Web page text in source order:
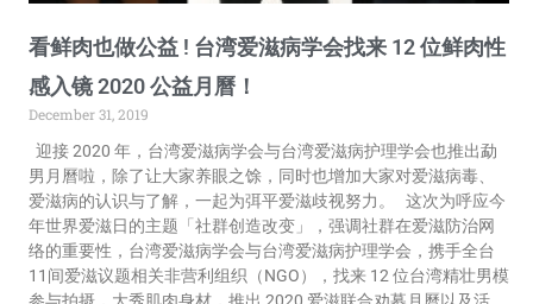
看鲜肉也做公益 ! 台湾爱滋病学会找来 12 位鲜肉性
感入镜 2020 公益月曆！
December 31, 2019
迎接 2020 年，台湾爱滋病学会与台湾爱滋病护理学会也推出勐
男月曆啦，除了让大家养眼之馀，同时也增加大家对爱滋病毒、
爱滋病的认识与了解，一起为弭平爱滋歧视努力。 这次为呼应今
年世界爱滋日的主题「社群创造改变」，强调社群在爱滋防治网
络的重要性，台湾爱滋病学会与台湾爱滋病护理学会，携手全台
11间爱滋议题相关非营利组织（NGO），找来 12 位台湾精壮男模